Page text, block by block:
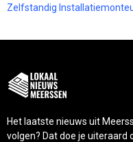
Zelfstandig
Het laatste nieuws uit
volgen? Dat doe je uiteraard